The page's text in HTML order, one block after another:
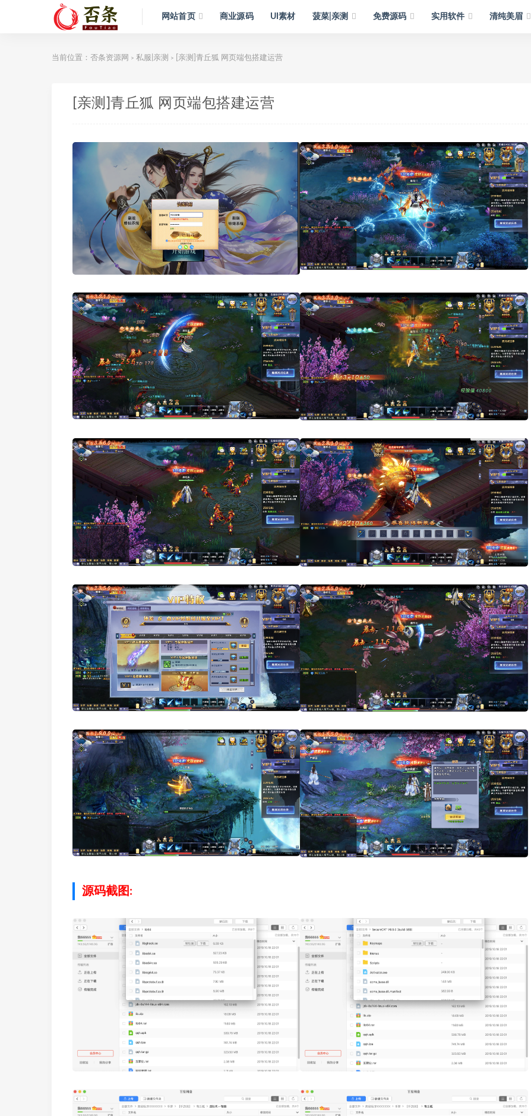
网站首页 商业源码 UI素材 菠菜|亲测 免费源码 实用软件 清纯美眉
当前位置： 否条资源网 > 私服|亲测 > [亲测]青丘狐 网页端包搭建运营
[亲测]青丘狐 网页端包搭建运营
源码截图: